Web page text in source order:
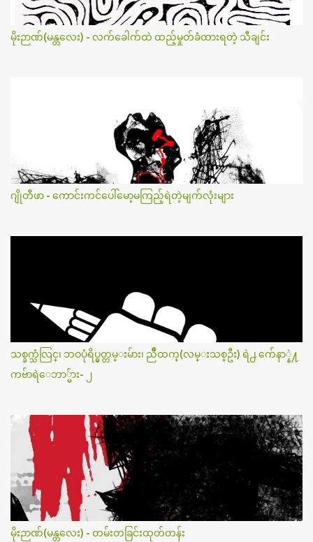
မိုးဉာဏ်(မန္တလေး) - လက်ခေါက်ထဲ ထည့်မှုတ်ခံထားရတဲ့ သီချင်း
ဂျိုတီဖာ - ကောင်းကင်ပေါ်မော့မကြည့်ရဲတဲ့မျက်လုံးများ
သစ္ခက္သံလြင္၊ ဘဝပုံရိပ္မွတ္တမ္းမ်ား၊ ညိဳထက္(လမ္းသစ္ဦး) ရဲ႕ က်ေနာ္နဲ႔
ကဗ်ာရဲေဘာ္မ်ား- ၂
မိုးဉာဏ်(မန္တလေး) - တမ်းတခြင်းထုတ်တန်း